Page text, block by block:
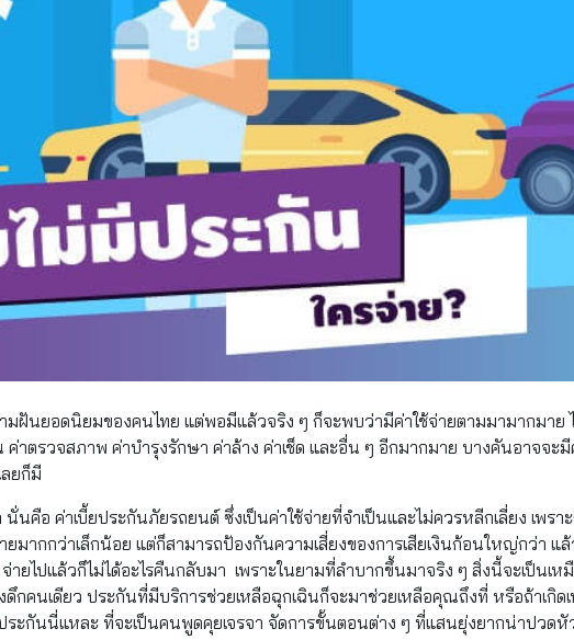
มฝันยอดนิยมของคนไทย แต่พอมีแล้วจริง ๆ ก็จะพบว่ามีค่าใช้จ่ายตามมามากมาย
าตรวจสภาพ ค่าบำรุงรักษา ค่าล้าง ค่าเช็ด และอื่น ๆ อีกมากมาย บางคันอาจจะมี
ยก็มี
อ ค่าเบี้ยประกันภัยรถยนต์ ซึ่งเป็นค่าใช้จ่ายที่จำเป็นและไม่ควรหลีกเลี่ยง เพรา
ากกว่าเล็กน้อย แต่ก็สามารถป้องกันความเสี่ยงของการเสียเงินก้อนใหญ่กว่า แ
ายไปแล้วก็ไม่ได้อะไรคืนกลับมา เพราะในยามที่ลำบากขึ้นมาจริง ๆ สิ่งนี้จะเป็นเห
กคนเดียว ประกันที่มีบริการช่วยเหลือฉุกเฉินก็จะมาช่วยเหลือคุณถึงที่ หรือถ้าเกิด
ระกันนี่แหละ ที่จะเป็นคนพูดคุยเจรจา จัดการขั้นตอนต่าง ๆ ที่แสนยุ่งยากน่าปวด